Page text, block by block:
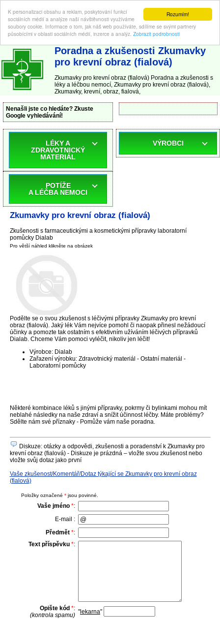
Rozumím!
K personalizaci obsahu a reklam, poskytování funkcí
sociálních médií a analýze naší návštěvnosti využíváme
soubory cookie. Informace o tom, jak náš web používáte, sdílíme se svými partnery
působícími v oblasti sociálních médií, inzerce a analýz. Zobrazit podrobnosti
ABC-LEKARNA.cz | Poradna a zkušenosti s léky a léčbou nemocí
Poradna a zkušenosti Zkumavky
pro krevní obraz (fialová)
Zkumavky pro krevní obraz (fialová) Poradna a zkušenosti s
léky a léčbou nemocí, Zkumavky pro krevní obraz (fialová),
Zkumavky, krevní, obraz, fialová,
Nenašli jste co hledáte? Zkuste
Google vyhledávání!
LÉKY A
ZDRAVOTNICKÝ
MATERIÁL
POTÍŽE
A LÉČBA NEMOCI
VÝROBCI
Zkumavky pro krevní obraz (fialová)
Zkušenosti s farmaceutickými a kosmetickými přípravky laboratorní
pomůcky Dialab
Pro větší náhled klikněte na obrázek
Podělte se o svou zkušenost s léčivými přípravky Zkumavky pro krevní
obraz (fialová). Jaký lék Vám nejvíce pomohl či naopak přinesl nežádoucí
účinky a pomozte tak ostatním s efektivním užíváním léčivých přípravků
Dialab. Chceme Vám pomoci vyléčit, nikoliv jen léčit!
Výrobce: Dialab
Zařazení výrobku: Zdravotnický materiál - Ostatní materiál -
Laboratorní pomůcky
Některé kombinace léků s jinými přípravky, pokrmy či bylinkami mohou mít
neblahé následky na naše zdraví a snížit účinnost léčby. Máte problémy?
Sdělte nám své příznaky - Pomůže vám naše poradna.
Diskuze: otázky a odpovědi, zkušenosti a poradenství k Zkumavky pro
krevní obraz (fialová) - Diskuze je prázdná – vložte svou zkušenost nebo
vložte svůj dotaz jako první
Vaše zkušenost/Komentář/Dotaz týkající se Zkumavky pro krevní obraz
(fialová)
Položky označené * jsou povinné.
Vaše jméno *:
E-mail :
Předmět *:
Text příspěvku *:
Opište kód *:
(kontrola spamu) " lekarna"